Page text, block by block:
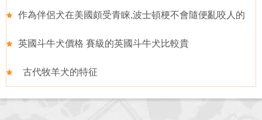
作為伴侶犬在美國頗受青睐,波士頓梗不會隨便亂咬人的
英國斗牛犬價格 賽級的英國斗牛犬比較貴
古代牧羊犬的特征